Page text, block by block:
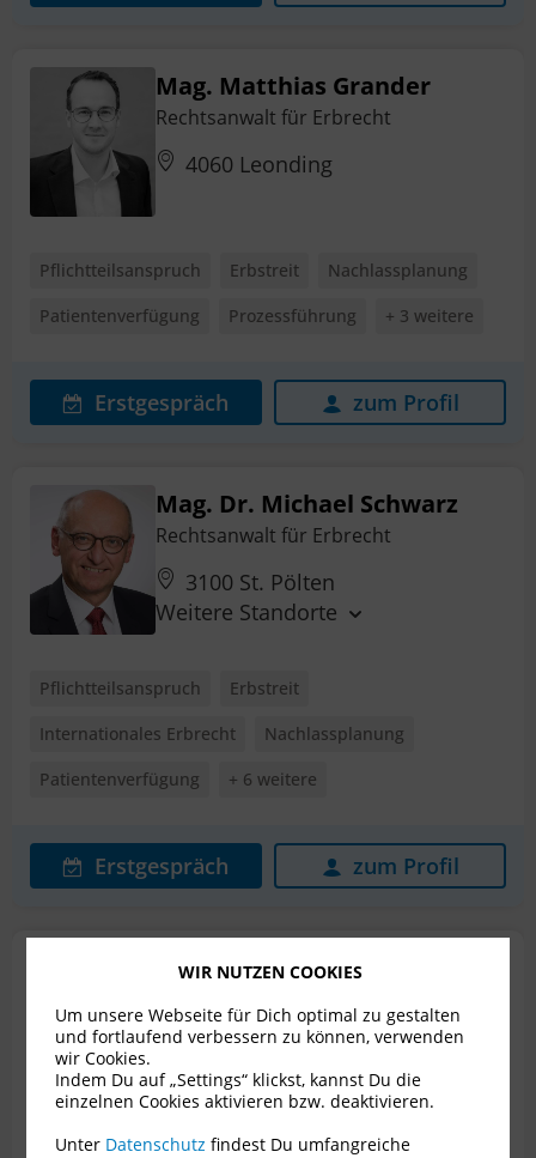
Mag. Matthias Grander
Rechtsanwalt für Erbrecht
4060 Leonding
Pflichtteilsanspruch Erbstreit
Nachlassplanung
Patientenverfügung
Prozessführung + 3 weitere
Erstgespräch zum Profil
Mag. Dr. Michael Schwarz
Rechtsanwalt für Erbrecht
3100 St. Pölten
Weitere Standorte
Pflichtteilsanspruch
Erbstreit
Internationales Erbrecht
Nachlassplanung
Patientenverfügung
+ 6 weitere
Erstgespräch zum Profil
Dr. Georg Haunschmidt
1010 Wien
37Bewertungen
WIR NUTZEN COOKIES
Um unsere Webseite für Dich optimal zu gestalten
und fortlaufend verbessern zu können, verwenden
wir Cookies.
Indem Du auf „Settings“ klickst, kannst Du die
einzelnen Cookies aktivieren bzw. deaktivieren.
Unter Datenschutz findest Du umfangreiche